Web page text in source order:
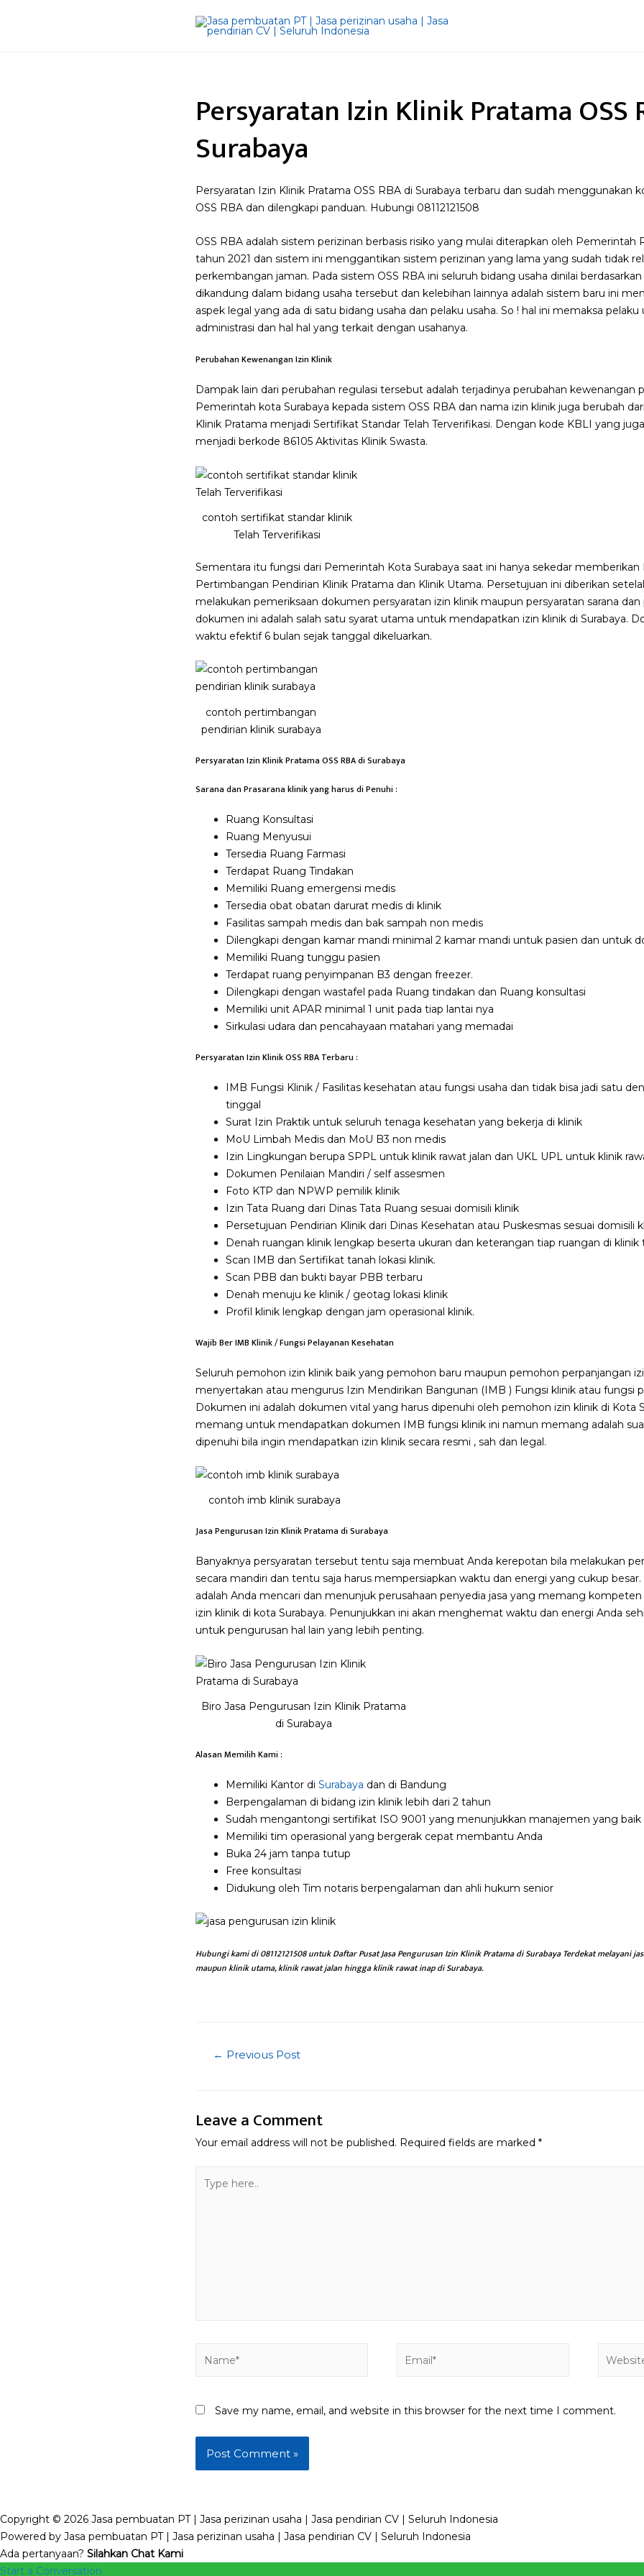
Persyaratan Izin Klinik Pratama OSS
Surabaya
Persyaratan Izin Klinik Pratama OSS RBA di Surabaya terbaru dan sudah menggunakan
OSS RBA dan dilengkapi panduan. Hubungi 08112121508
OSS RBA adalah sistem perizinan berbasis risiko yang mulai diterapkan oleh Pemerintah
tahun 2021 dan sistem ini menggantikan sistem perizinan yang lama yang sudah tidak
perkembangan jaman. Pada sistem OSS RBA ini seluruh bidang usaha dinilai
dikandung dalam bidang usaha tersebut dan kelebihan lainnya adalah sistem baru ini
aspek legal yang ada di satu bidang usaha dan pelaku usaha. So ! hal ini memaksa
administrasi dan hal hal yang terkait dengan usahanya.
Perubahan Kewenangan Izin Klinik
Dampak lain dari perubahan regulasi tersebut adalah terjadinya perubahan kewenangan
Pemerintah kota Surabaya kepada sistem OSS RBA dan nama izin klinik juga berubah
Klinik Pratama menjadi Sertifikat Standar Telah Terverifikasi. Dengan kode KBLI yang
menjadi berkode 86105 Aktivitas Klinik Swasta.
contoh sertifikat standar klinik
Telah Terverifikasi
Sementara itu fungsi dari Pemerintah Kota Surabaya saat ini hanya sekedar memberikan
Pertimbangan Pendirian Klinik Pratama dan Klinik Utama. Persetujuan ini diberikan
melakukan pemeriksaan dokumen persyaratan izin klinik maupun persyaratan sarana dan
dokumen ini adalah salah satu syarat utama untuk mendapatkan izin klinik di Surabaya.
waktu efektif 6 bulan sejak tanggal dikeluarkan.
contoh pertimbangan
pendirian klinik surabaya
Persyaratan Izin Klinik Pratama OSS RBA di Surabaya
Sarana dan Prasarana klinik yang harus di Penuhi :
Ruang Konsultasi
Ruang Menyusui
Tersedia Ruang Farmasi
Terdapat Ruang Tindakan
Memiliki Ruang emergensi medis
Tersedia obat obatan darurat medis di klinik
Fasilitas sampah medis dan bak sampah non medis
Dilengkapi dengan kamar mandi minimal 2 kamar mandi untuk pasien dan untuk
Memiliki Ruang tunggu pasien
Terdapat ruang penyimpanan B3 dengan freezer.
Dilengkapi dengan wastafel pada Ruang tindakan dan Ruang konsultasi
Memiliki unit APAR minimal 1 unit pada tiap lantai nya
Sirkulasi udara dan pencahayaan matahari yang memadai
Persyaratan Izin Klinik OSS RBA Terbaru :
IMB Fungsi Klinik / Fasilitas kesehatan atau fungsi usaha dan tidak bisa jadi satu
tinggal
Surat Izin Praktik untuk seluruh tenaga kesehatan yang bekerja di klinik
MoU Limbah Medis dan MoU B3 non medis
Izin Lingkungan berupa SPPL untuk klinik rawat jalan dan UKL UPL untuk klinik
Dokumen Penilaian Mandiri / self assesmen
Foto KTP dan NPWP pemilik klinik
Izin Tata Ruang dari Dinas Tata Ruang sesuai domisili klinik
Persetujuan Pendirian Klinik dari Dinas Kesehatan atau Puskesmas sesuai domisili
Denah ruangan klinik lengkap beserta ukuran dan keterangan tiap ruangan di klinik
Scan IMB dan Sertifikat tanah lokasi klinik.
Scan PBB dan bukti bayar PBB terbaru
Denah menuju ke klinik / geotag lokasi klinik
Profil klinik lengkap dengan jam operasional klinik.
Wajib Ber IMB Klinik / Fungsi Pelayanan Kesehatan
Seluruh pemohon izin klinik baik yang pemohon baru maupun pemohon perpanjangan
menyertakan atau mengurus Izin Mendirikan Bangunan (IMB ) Fungsi klinik atau fungsi
Dokumen ini adalah dokumen vital yang harus dipenuhi oleh pemohon izin klinik di Kota
memang untuk mendapatkan dokumen IMB fungsi klinik ini namun memang adalah
dipenuhi bila ingin mendapatkan izin klinik secara resmi , sah dan legal.
contoh imb klinik surabaya
Jasa Pengurusan Izin Klinik Pratama di Surabaya
Banyaknya persyaratan tersebut tentu saja membuat Anda kerepotan bila melakukan
secara mandiri dan tentu saja harus mempersiapkan waktu dan energi yang cukup
adalah Anda mencari dan menunjuk perusahaan penyedia jasa yang memang
izin klinik di kota Surabaya. Penunjukkan ini akan menghemat waktu dan energi Anda
untuk pengurusan hal lain yang lebih penting.
Biro Jasa Pengurusan Izin Klinik Pratama
di Surabaya
Alasan Memilih Kami :
Memiliki Kantor di Surabaya dan di Bandung
Berpengalaman di bidang izin klinik lebih dari 2 tahun
Sudah mengantongi sertifikat ISO 9001 yang menunjukkan manajemen yang baik
Memiliki tim operasional yang bergerak cepat membantu Anda
Buka 24 jam tanpa tutup
Free konsultasi
Didukung oleh Tim notaris berpengalaman dan ahli hukum senior
Hubungikamidi 08112121508 untuk Daftar Pusat Jasa Pengurusan Izin Klinik Pratama di Surabaya Terdekat melayani
maupun klinik utama, klinik rawat jalan hingga klinik rawat inap di Surabaya.
Post
← Previous Post
Leave a Comment
Your email address will not be published. Required fields are marked *
here..
Save my name, email, and website in this browser for the next time I comment.
Copyright © 2026 Jasa pembuatan PT | Jasa perizinan usaha | Jasa pendirian CV | Seluruh Indonesia
Powered by Jasa pembuatan PT | Jasa perizinan usaha | Jasa pendirian CV | Seluruh Indonesia
Ada pertanyaan? Silahkan Chat Kami
Start a Conversation